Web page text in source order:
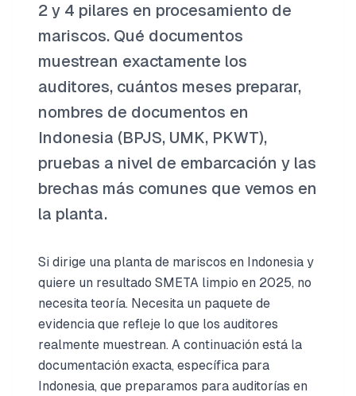
2 y 4 pilares en procesamiento de
mariscos. Qué documentos
muestrean exactamente los
auditores, cuántos meses preparar,
nombres de documentos en
Indonesia (BPJS, UMK, PKWT),
pruebas a nivel de embarcación y las
brechas más comunes que vemos en
la planta.
Si dirige una planta de mariscos en Indonesia y
quiere un resultado SMETA limpio en 2025, no
necesita teoría. Necesita un paquete de
evidencia que refleje lo que los auditores
realmente muestrean. A continuación está la
documentación exacta, específica para
Indonesia, que preparamos para auditorías en